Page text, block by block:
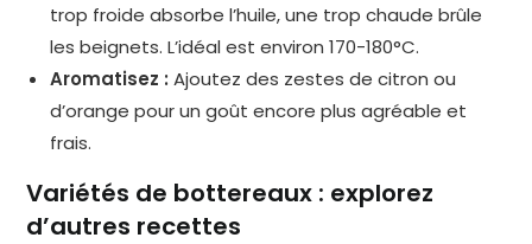
trop froide absorbe l’huile, une trop chaude brûle
les beignets. L’idéal est environ 170-180°C.
Aromatisez : Ajoutez des zestes de citron ou
d’orange pour un goût encore plus agréable et
frais.
Variétés de bottereaux : explorez
d’autres recettes